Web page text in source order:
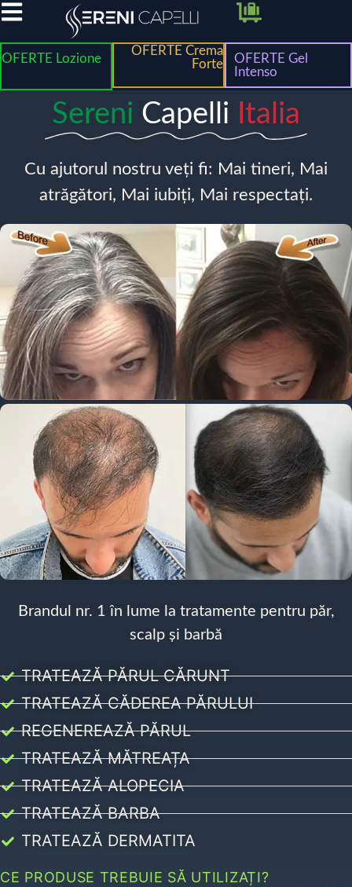
OFERTE Lozione
OFERTE Crema
Forte
OFERTE Gel
Intenso
Sereni Capelli Italia
Cu ajutorul nostru veți fi: Mai tineri, Mai
atrăgători, Mai iubiți, Mai respectați.
Brandul nr. 1 în lume la tratamente pentru păr,
scalp și barbă
TRATEAZĂ PĂRUL CĂRUNT
TRATEAZĂ CĂDEREA PĂRULUI
REGENEREAZĂ PĂRUL
TRATEAZĂ MĂTREAȚA
TRATEAZĂ ALOPECIA
TRATEAZĂ BARBA
TRATEAZĂ DERMATITA
CE PRODUSE TREBUIE SĂ UTILIZAȚI?